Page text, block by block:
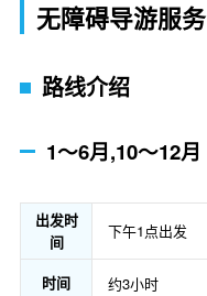
无障碍导游服务
路线介绍
1～6月,10～12月
出发时
间
下午1点出发
时间 约3小时